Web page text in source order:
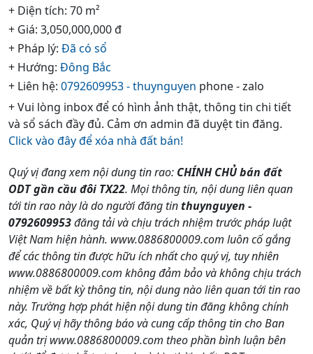
+ Diện tích: 70 m²
+ Giá: 3,050,000,000 đ
+ Pháp lý: Đã có sổ
+ Hướng: Đông Bắc
+ Liên hệ: 0792609953 - thuynguyen phone - zalo
+ Vui lòng inbox để có hình ảnh thật, thông tin chi tiết
và sổ sách đầy đủ. Cảm ơn admin đã duyệt tin đăng.
Click vào đây để xóa nhà đất bán!
Quý vị đang xem nội dung tin rao: CHÍNH CHỦ bán đất
ODT gần cầu đôi TX22. Mọi thông tin, nội dung liên quan
tới tin rao này là do người đăng tinthuynguyen -
0792609953đăng tải và chịu trách nhiệm trước pháp luật
Việt Nam hiện hành. www.0886800009.com luôn cố gắng
để các thông tin được hữu ích nhất cho quý vị, tuy nhiên
www.0886800009.com không đảm bảo và không chịu trách
nhiệm về bất kỳ thông tin, nội dung nào liên quan tới tin rao
này. Trường hợp phát hiện nội dung tin đăng không chính
xác, Quý vị hãy thông báo và cung cấp thông tin cho Ban
quản trị www.0886800009.com theo phần bình luận bên